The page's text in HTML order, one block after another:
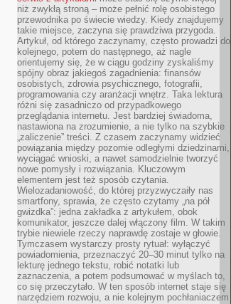
niż zwykłą stroną – może pełnić rolę osobistego
przewodnika po świecie wiedzy. Kiedy znajdujemy
takie miejsce, zaczyna się prawdziwa przygoda.
Artykuł, od którego zaczynamy, często prowadzi do
kolejnego, potem do następnego, aż nagle
orientujemy się, że w ciągu godziny zyskaliśmy
spójny obraz jakiegoś zagadnienia: finansów
osobistych, zdrowia psychicznego, fotografii,
programowania czy aranżacji wnętrz. Taka lektura
różni się zasadniczo od przypadkowego
przeglądania internetu. Jest bardziej świadoma,
nastawiona na zrozumienie, a nie tylko na szybkie
„zaliczenie” treści. Z czasem zaczynamy widzieć
powiązania między pozornie odległymi dziedzinami,
wyciągać wnioski, a nawet samodzielnie tworzyć
nowe pomysły i rozwiązania. Kluczowym
elementem jest też sposób czytania.
Wielozadaniowość, do której przyzwyczaiły nas
smartfony, sprawia, że często czytamy „na pół
gwizdka”: jedna zakładka z artykułem, obok
komunikator, jeszcze dalej włączony film. W takim
trybie niewiele rzeczy naprawdę zostaje w głowie.
Tymczasem wystarczy prosty rytuał: wyłączyć
powiadomienia, przeznaczyć 20–30 minut tylko na
lekturę jednego tekstu, robić notatki lub
zaznaczenia, a potem podsumować w myślach to,
co się przeczytało. W ten sposób internet staje się
narzędziem rozwoju, a nie kolejnym pochłaniaczem